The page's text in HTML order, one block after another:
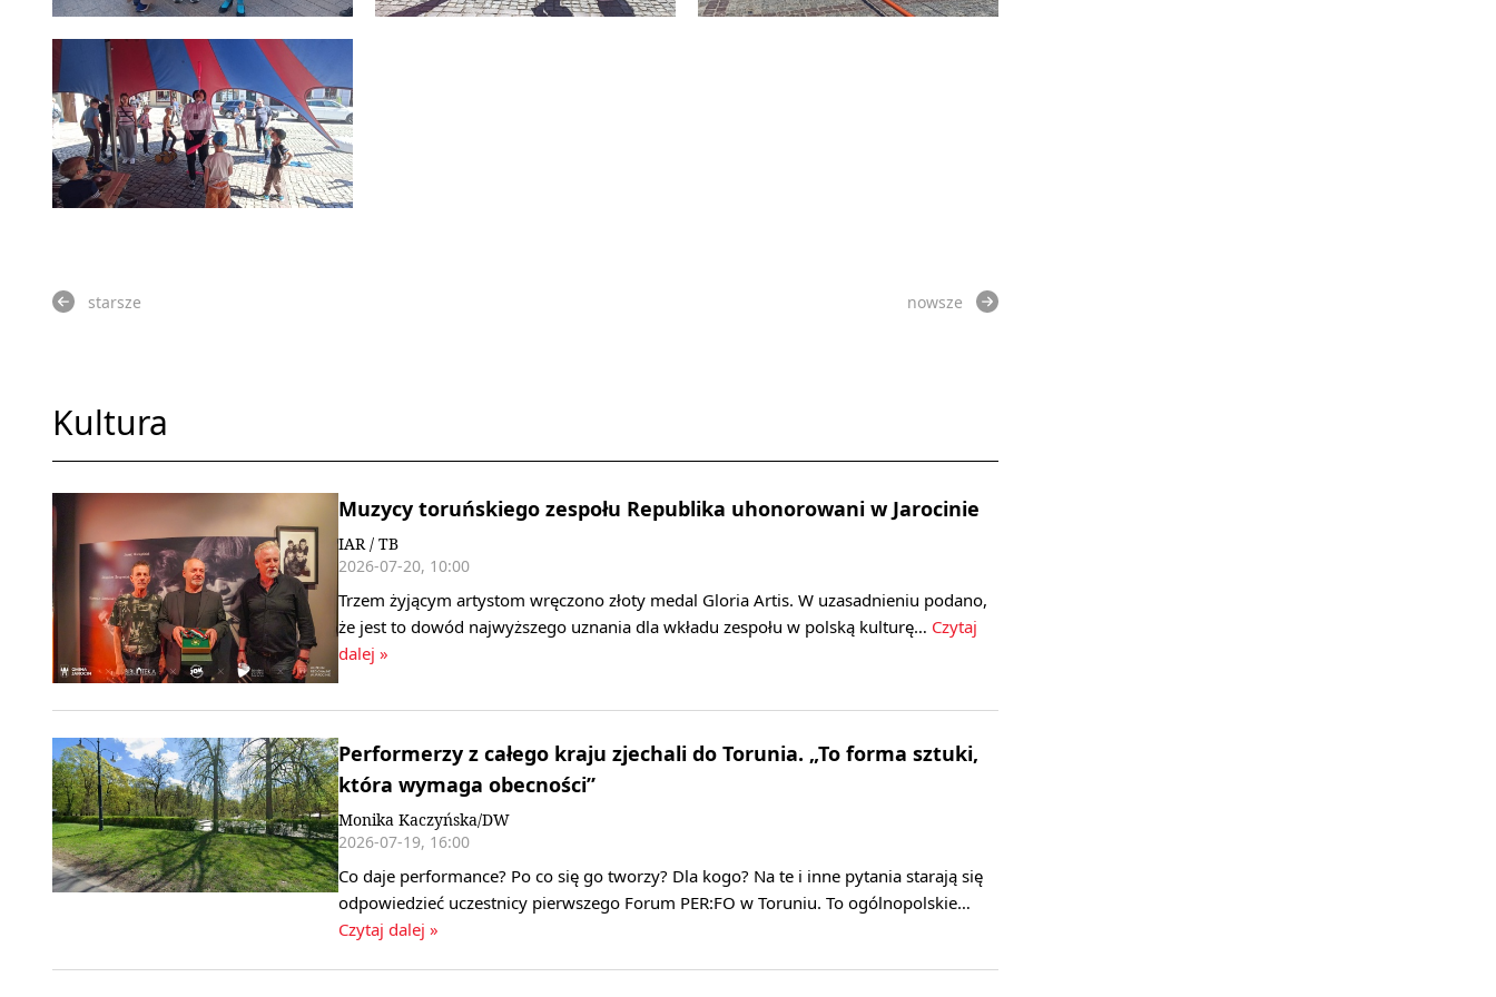
starsze nowsze
Kultura
Muzycy toruńskiego zespołu Republika uhonorowani w Jarocinie
IAR / TB
2026-07-20, 10:00
Trzem żyjącym artystom wręczono złoty medal Gloria Artis. W uzasadnieniu podano,
że jest to dowód najwyższego uznania dla wkładu zespołu w polską kulturę… Czytaj
dalej »
Performerzy z całego kraju zjechali do Torunia. „To forma sztuki,
która wymaga obecności”
Monika Kaczyńska/DW
2026-07-19, 16:00
Co daje performance? Po co się go tworzy? Dla kogo? Na te i inne pytania starają się
odpowiedzieć uczestnicy pierwszego Forum PER:FO w Toruniu. To ogólnopolskie…
Czytaj dalej »